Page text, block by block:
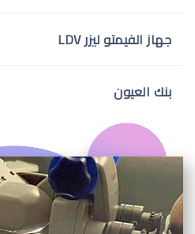
جهاز الفيمتو ليزر LDV
بنك العيون